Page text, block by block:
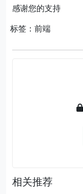
感谢您的支持
标签：前端
相关推荐